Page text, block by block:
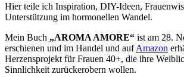
Hier teile ich Inspiration, DIY-Ideen,
Unterstützung im hormonellen Wandel.
Mein Buch „AROMA AMORE“ ist am 28.
erschienen und im Handel und aufAmazon
Herzensprojekt für Frauen 40+, die ihre
Sinnlichkeit zurückerobern wollen.